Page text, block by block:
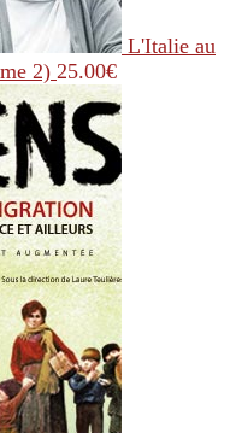
L'Italie au
2) 25.00€